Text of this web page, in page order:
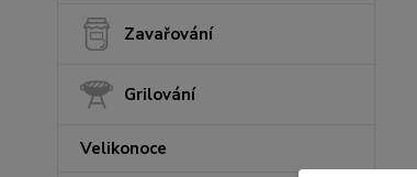
Zavařování
Grilování
Velikonoce